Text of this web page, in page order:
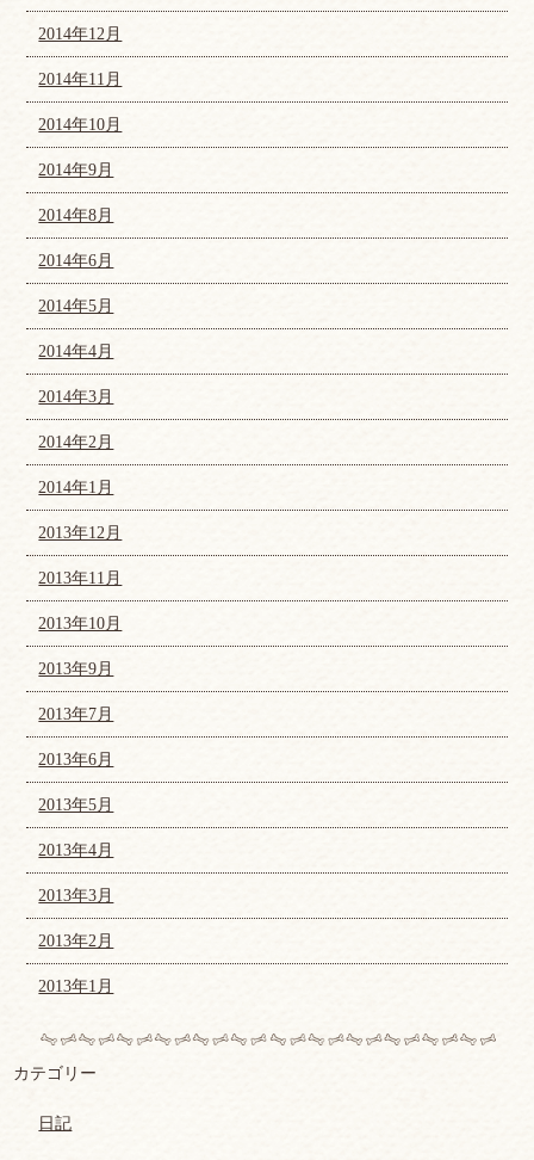
2014年12月
2014年11月
2014年10月
2014年9月
2014年8月
2014年6月
2014年5月
2014年4月
2014年3月
2014年2月
2014年1月
2013年12月
2013年11月
2013年10月
2013年9月
2013年7月
2013年6月
2013年5月
2013年4月
2013年3月
2013年2月
2013年1月
カテゴリー
日記